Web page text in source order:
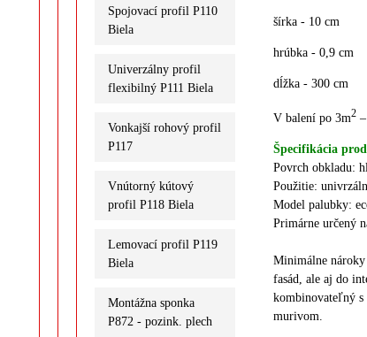
Spojovací profil P110
Biela
Univerzálny profil
flexibilný P111 Biela
Vonkajší rohový profil
P117
Vnútorný kútový
profil P118 Biela
Lemovací profil P119
Biela
Montážna sponka
P872 - pozink. plech
šírka - 10 cm
hrúbka - 0,9 cm
dĺžka - 300 cm
V balení po 3m2–
Špecifikácia
Povrch obkladu:
Použitie:
Model palubky:
Primárne určený
Minimálne nároky
fasád, ale aj do
kombinovateľný s
murivom.